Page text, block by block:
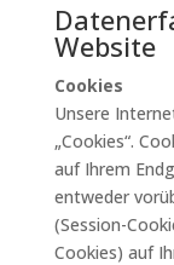
Website
Cookies
Unsere
„Cookies“.
auf Ihrem
entweder
(Session-
Cookies) auf